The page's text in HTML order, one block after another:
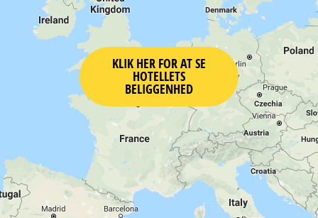
KLIK HER FOR AT SE
HOTELLETS
BELIGGENHED